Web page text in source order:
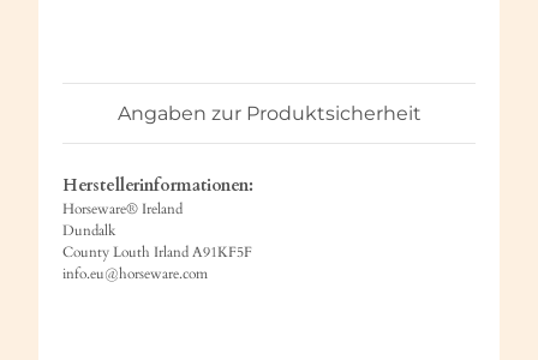
Angaben zur Produktsicherheit
Herstellerinformationen:
Horseware® Ireland
Dundalk
County Louth Irland A91KF5F
info.eu@horseware.com